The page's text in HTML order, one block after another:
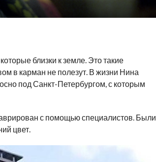
близки к земле. Это такие
в карман не полезут. В жизни Нина
под Санкт-Петербургом, с которым
с помощью специалистов. Были
цвет.